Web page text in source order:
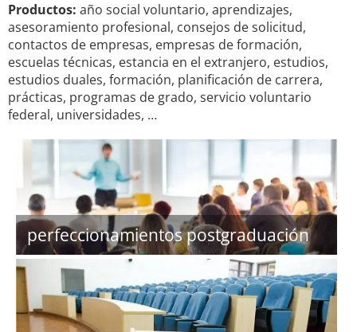
Productos: año social voluntario, aprendizajes,
asesoramiento profesional, consejos de solicitud,
contactos de empresas, empresas de formación,
escuelas técnicas, estancia en el extranjero, estudios,
estudios duales, formación, planificación de carrera,
prácticas, programas de grado, servicio voluntario
federal, universidades, …
perfeccionamientos postgraduación